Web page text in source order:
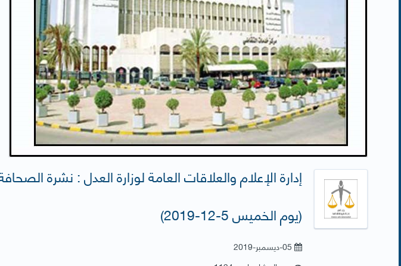
إدارة الإعلام والعلاقات العامة لوزارة العدل : نشرة
(يوم الخميس 5-12-2019)
05-ديسمبر-2019